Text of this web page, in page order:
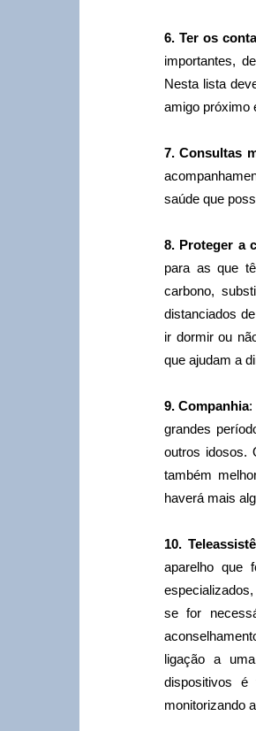
6. Ter os
importantes,
Nesta lista
amigo próximo
7. Consultas
saúde que
8. Proteger a
para as que
carbono,
distanciados
ir dormir ou
que ajudam a
9. Companhia:
grandes
outros idosos.
também
haverá mais
10.
aparelho que
se for
ligação a
dispositivos é
monitorizando